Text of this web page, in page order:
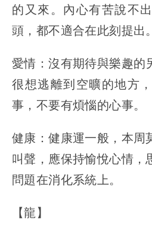
的又來。內心有苦說不
頭，都不適合在此刻提出。
愛情：沒有期待與樂趣的
很想逃離到空曠的地方
事，不要有煩惱的心事。
健康：健康運一般，本周
叫聲，應保持愉悅心情，
問題在消化系統上。
【龍】